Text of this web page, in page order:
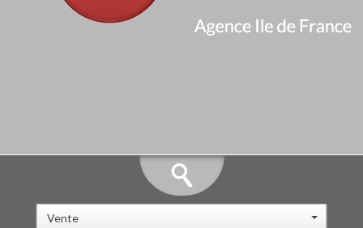
Vente